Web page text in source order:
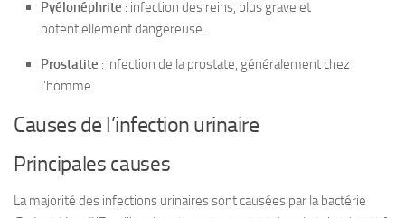
Pyélonéphrite : infection des reins, plus grave et
potentiellement dangereuse.
Prostatite : infection de la prostate, généralement chez
l’homme.
Causes de l’infection urinaire
Principales causes
La majorité des infections urinaires sont causées par la bactérie